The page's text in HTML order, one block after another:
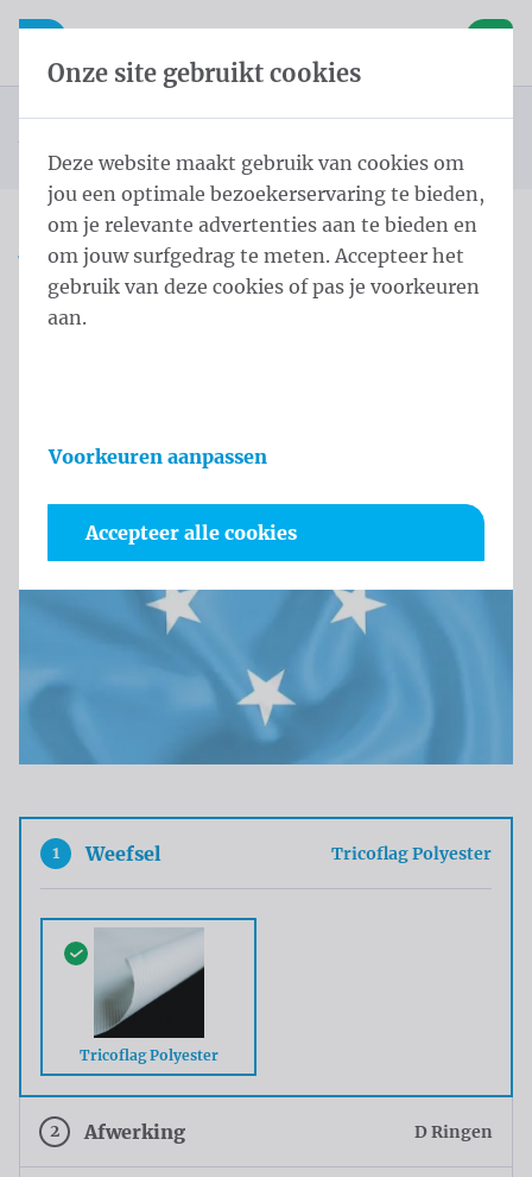
Inhoud overslaan
Taalkeuze overslaan
Open mobiele navigatie
U bevindt zich hier:
Landenvlaggen Oceanië
Vlag Federale Staten van Micronesië 200x300 cm
Vlag Federale Staten van
Micronesië 200x300 cm
1 Weefsel Tricoflag Polyester
Tricoflag Polyester
2 Afwerking D Ringen
Onze site gebruikt cookies
Deze website maakt gebruik van cookies om
jou een optimale bezoekerservaring te bieden,
om je relevante advertenties aan te bieden en
om jouw surfgedrag te meten. Accepteer het
gebruik van deze cookies of pas je voorkeuren
aan.
Voorkeuren aanpassen
Accepteer alle cookies